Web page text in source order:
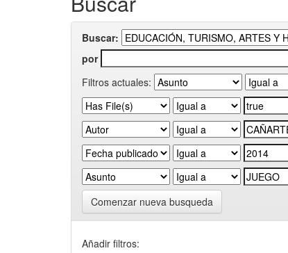
Buscar:
por
Filtros actuales:
Comenzar nueva busqueda
Añadir filtros: